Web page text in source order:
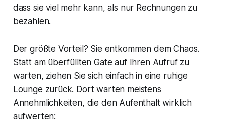
dass sie viel mehr kann, als nur Rechnungen zu
bezahlen.
Der größte Vorteil? Sie entkommen dem Chaos.
Statt am überfüllten Gate auf Ihren Aufruf zu
warten, ziehen Sie sich einfach in eine ruhige
Lounge zurück. Dort warten meistens
Annehmlichkeiten, die den Aufenthalt wirklich
aufwerten: